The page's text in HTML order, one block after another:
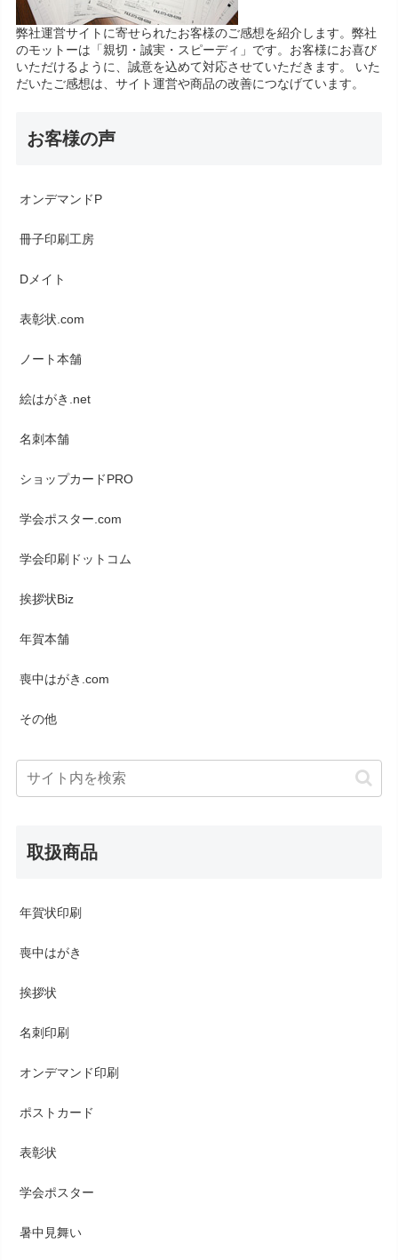
弊社運営サイトに寄せられたお客様のご感想を紹介します。弊社
のモットーは「親切・誠実・スピーディ」です。お客様にお喜び
いただけるように、誠意を込めて対応させていただきます。 いた
だいたご感想は、サイト運営や商品の改善につなげています。
お客様の声
オンデマンドP
冊子印刷工房
Dメイト
表彰状.com
ノート本舗
絵はがき.net
名刺本舗
ショップカードPRO
学会ポスター.com
学会印刷ドットコム
挨拶状Biz
年賀本舗
喪中はがき.com
その他
取扱商品
年賀状印刷
喪中はがき
挨拶状
名刺印刷
オンデマンド印刷
ポストカード
表彰状
学会ポスター
暑中見舞い